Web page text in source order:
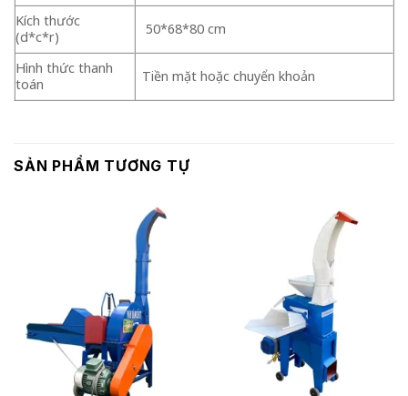
Kích thước
(d*c*r)
50*68*80 cm
Hình thức thanh
toán
Tiền mặt hoặc chuyển khoản
SẢN PHẨM TƯƠNG TỰ